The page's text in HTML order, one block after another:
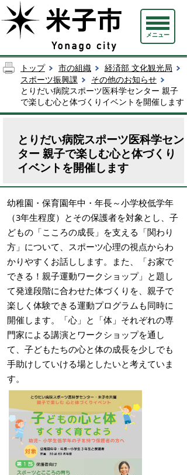
メニュー
トップ 市の組織
経済部 文化観光局
スポーツ振興課
その他のお知らせ
とりだい病院スポーツ医科学センター 親子
で楽しむ心と体づくりイベントを開催します
とりだい病院スポーツ医科学セン
ター 親子で楽しむ心と体づくり
イベントを開催します
幼稚園・保育園年中・年長～小学校低学年
（3年生程度）とその保護者を対象とし、子
どもの「こころの成長」を支える「関わり
方」について、スポーツ心理の視点からわ
かりやすくお話しします。また、「お家で
できる！親子運動ワークショップ」と題し
て発達段階に合わせた体づくりを、親子で
楽しく体験できる運動プログラムも同時に
開催します。「心」と「体」それぞれの専
門家による講演とワークショップを通し
て、子どもたちの心と体の成長を少しでも
手助けしていける場としたいと考えていま
す。